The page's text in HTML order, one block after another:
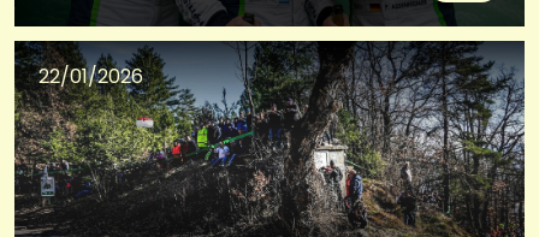
22/01/2026